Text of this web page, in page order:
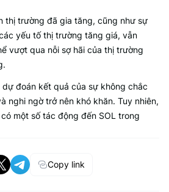
thị trường đã gia tăng, cũng như sự
yếu tố thị trường tăng giá, vẫn
vượt qua nỗi sợ hãi của thị trường
đoán kết quả của sự không chắc
nghi ngờ trở nên khó khăn. Tuy nhiên,
một số tác động đến SOL trong
Copy link